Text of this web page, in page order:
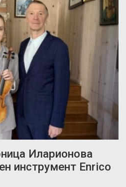
Иларионова
инструмент Enrico